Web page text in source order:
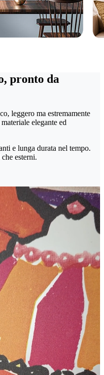
pronto da
leggero ma estremamente
elegante ed
e lunga durata nel tempo.
esterni.